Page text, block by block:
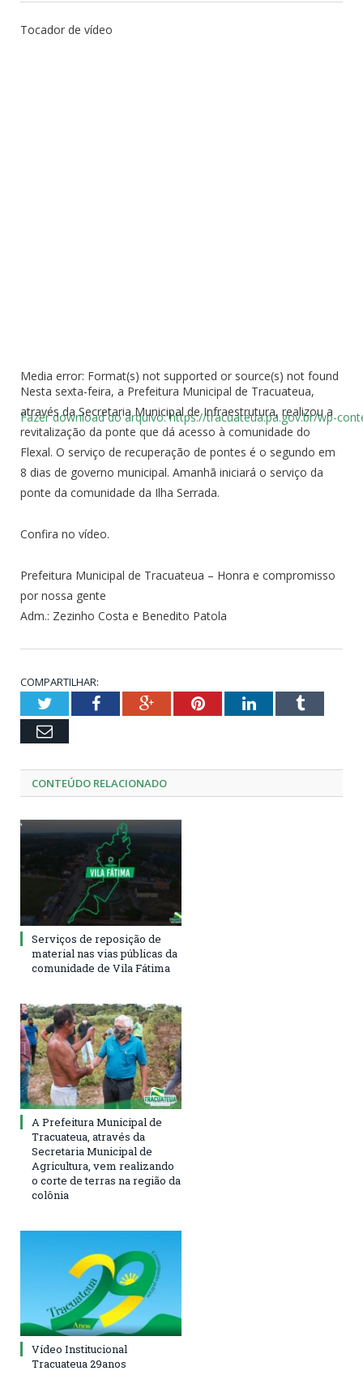
Tocador de vídeo
Media error: Format(s) not supported or source(s) not found
Fazer download do arquivo: https://tracuateua.pa.gov.br/wp-
00:00
Nesta sexta-feira, a Prefeitura Municipal de Tracuateua,
através da Secretaria Municipal de Infraestrutura, realizou a
revitalização da ponte que dá acesso à comunidade do
Flexal. O serviço de recuperação de pontes é o segundo em
8 dias de governo municipal. Amanhã iniciará o serviço da
ponte da comunidade da Ilha Serrada.
Confira no vídeo.
Prefeitura Municipal de Tracuateua – Honra e compromisso
por nossa gente
Adm.: Zezinho Costa e Benedito Patola
COMPARTILHAR:
TwitterFacebookGoogle+PinterestLinkedInTumblr
Email
CONTEÚDO RELACIONADO
Serviços de reposição de
material nas vias públicas da
comunidade de Vila Fátima
A Prefeitura Municipal de
Tracuateua, através da
Secretaria Municipal de
Agricultura, vem realizando
o corte de terras na região da
colônia
Vídeo Institucional
Tracuateua 29anos